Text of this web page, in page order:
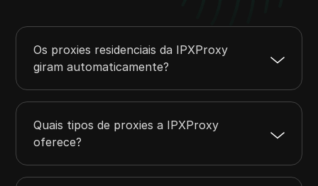
Os proxies residenciais da IPXProxy
giram automaticamente?
Quais tipos de proxies a IPXProxy
oferece?